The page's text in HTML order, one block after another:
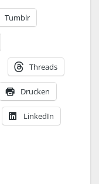
Tumblr
Threads
Drucken
LinkedIn